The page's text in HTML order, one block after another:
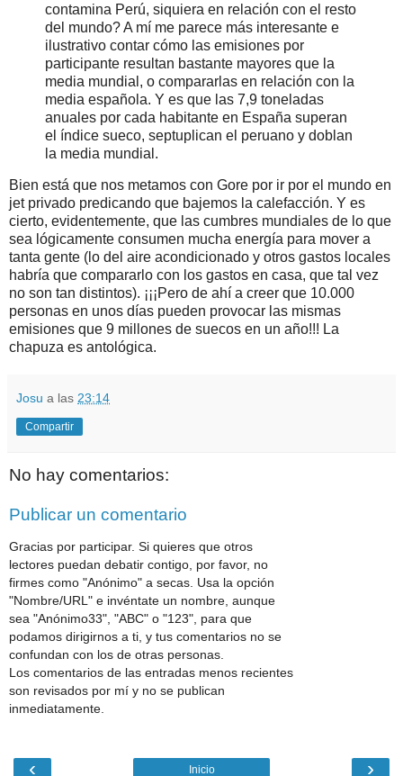
contamina Perú, siquiera en relación con el resto
del mundo? A mí me parece más interesante e
ilustrativo contar cómo las emisiones por
participante resultan bastante mayores que la
media mundial, o compararlas en relación con la
media española. Y es que las 7,9 toneladas
anuales por cada habitante en España superan
el índice sueco, septuplican el peruano y doblan
la media mundial.
Bien está que nos metamos con Gore por ir por el mundo en
jet privado predicando que bajemos la calefacción. Y es
cierto, evidentemente, que las cumbres mundiales de lo que
sea lógicamente consumen mucha energía para mover a
tanta gente (lo del aire acondicionado y otros gastos locales
habría que compararlo con los gastos en casa, que tal vez
no son tan distintos). ¡¡¡Pero de ahí a creer que 10.000
personas en unos días pueden provocar las mismas
emisiones que 9 millones de suecos en un año!!! La
chapuza es antológica.
Josu a las 23:14
Compartir
No hay comentarios:
Publicar un comentario
Gracias por participar. Si quieres que otros
lectores puedan debatir contigo, por favor, no
firmes como "Anónimo" a secas. Usa la opción
"Nombre/URL" e invéntate un nombre, aunque
sea "Anónimo33", "ABC" o "123", para que
podamos dirigirnos a ti, y tus comentarios no se
confundan con los de otras personas.
Los comentarios de las entradas menos recientes
son revisados por mí y no se publican
inmediatamente.
‹ ›
Inicio